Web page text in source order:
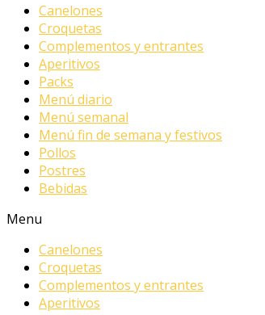
Canelones
Croquetas
Complementos y entrantes
Aperitivos
Packs
Menú diario
Menú semanal
Menú fin de semana y festivos
Pollos
Postres
Bebidas
Menu
Canelones
Croquetas
Complementos y entrantes
Aperitivos